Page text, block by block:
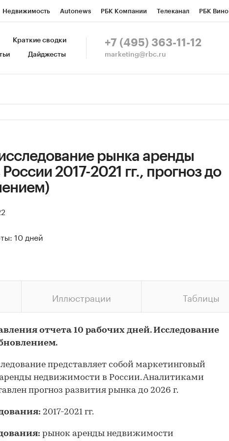
Недвижимость Autonews РБК Компании Телеканал РБК Вино
СПб Конференции СПб Спецпроекты
Краткие сводки
Дайджесты
+7 (495) 363-11-12
marketing@rbc.ru
рынка аренды
2017-2021 гг., прогноз до
10 дней
Иллюстрации Таблицы
отчета 10 рабочих дней. Исследование
представляет собой маркетинговый
недвижимости в России. Аналитиками
прогноз развития рынка до 2026 г.
2017-2021 гг.
рынок аренды недвижимости